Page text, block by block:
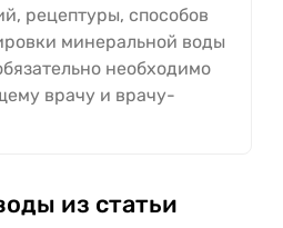
рецептуры, способов
минеральной воды
необходимо
врачу и врачу-
из статьи